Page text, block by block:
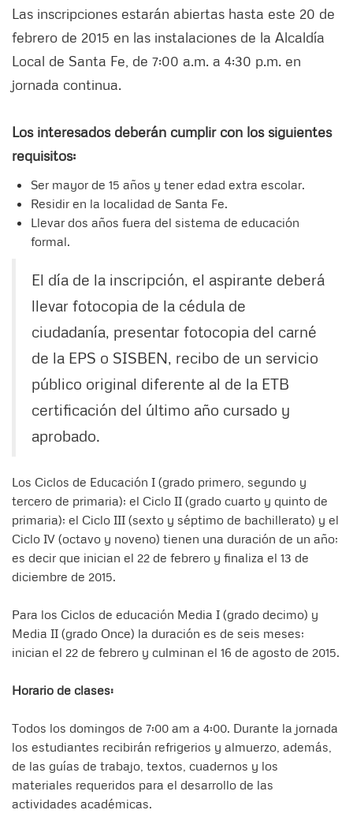
Las inscripciones estarán abiertas hasta este 20 de
febrero de 2015 en las instalaciones de la Alcaldía
Local de Santa Fe, de 7:00 a.m. a 4:30 p.m. en
jornada continua.
Los interesados deberán cumplir con los siguientes
requisitos:
Ser mayor de 15 años y tener edad extra escolar.
Residir en la localidad de Santa Fe.
Llevar dos años fuera del sistema de educación
formal.
El día de la inscripción, el aspirante deberá
llevar fotocopia de la cédula de
ciudadanía, presentar fotocopia del carné
de la EPS o SISBEN, recibo de un servicio
público original diferente al de la ETB
certificación del último año cursado y
aprobado.
Los Ciclos de Educación I (grado primero, segundo y
tercero de primaria); el Ciclo II (grado cuarto y quinto de
primaria); el Ciclo III (sexto y séptimo de bachillerato) y el
Ciclo IV (octavo y noveno) tienen una duración de un año;
es decir que inician el 22 de febrero y finaliza el 13 de
diciembre de 2015.
Para los Ciclos de educación Media I (grado decimo) y
Media II (grado Once) la duración es de seis meses;
inician el 22 de febrero y culminan el 16 de agosto de 2015.
Horario de clases:
Todos los domingos de 7:00 am a 4:00. Durante la jornada
los estudiantes recibirán refrigerios y almuerzo, además,
de las guías de trabajo, textos, cuadernos y los
materiales requeridos para el desarrollo de las
actividades académicas.